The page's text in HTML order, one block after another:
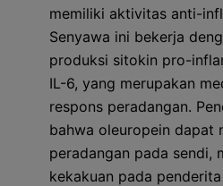
memiliki aktivitas anti-
Senyawa ini bekerja
produksi sitokin pro-
IL-6, yang merupakan
respons peradangan.
bahwa oleuropein dapat
peradangan pada sendi,
kekakuan pada